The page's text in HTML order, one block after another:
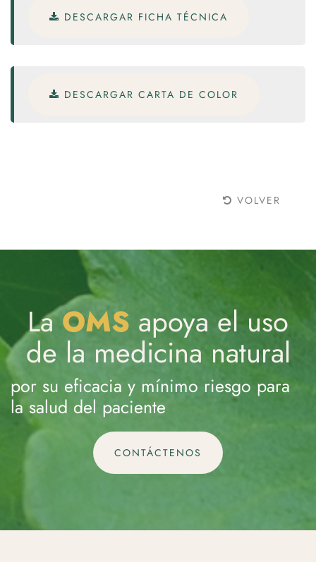
DESCARGAR FICHA TÉCNICA
DESCARGAR CARTA DE COLOR
VOLVER
LaOMS apoya el uso
de la medicina natural
por su eficacia y mínimo riesgo para
la salud del paciente
CONTÁCTENOS